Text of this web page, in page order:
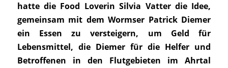
hatte die Food Loverin Silvia Vatter die Idee,
gemeinsam mit dem Wormser Patrick Diemer
ein Essen zu versteigern, um Geld für
Lebensmittel, die Diemer für die Helfer und
Betroffenen in den Flutgebieten im Ahrtal